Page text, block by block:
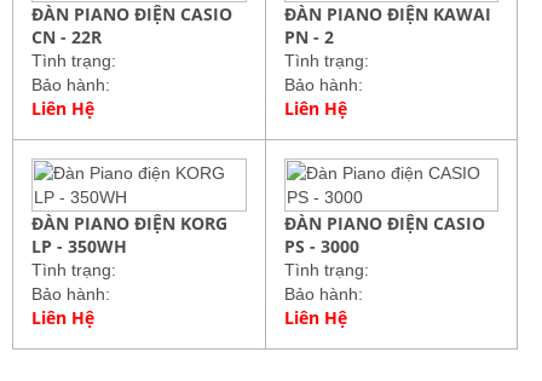
ĐÀN PIANO ĐIỆN CASIO
CN - 22R
Tình trạng:
Bảo hành:
Liên Hệ
ĐÀN PIANO ĐIỆN KAWAI
PN - 2
Tình trạng:
Bảo hành:
Liên Hệ
ĐÀN PIANO ĐIỆN KORG
LP - 350WH
Tình trạng:
Bảo hành:
Liên Hệ
ĐÀN PIANO ĐIỆN CASIO
PS - 3000
Tình trạng:
Bảo hành:
Liên Hệ